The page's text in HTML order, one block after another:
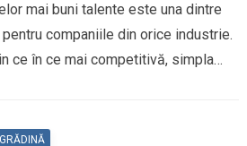
mai buni talente este una dintre
companiile din orice industrie.
ce în ce mai competitivă, simpla…